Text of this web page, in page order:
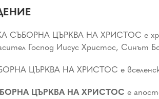
СЪБОРНА ЦЪРКВА НА ХРИСТОС е
Господ Иисус Христос, Синът
ЦЪРКВА НА ХРИСТОС е вселенска
ЦЪРКВА НА ХРИСТОС е